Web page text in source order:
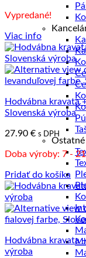
Vypredané!
Viac info
Hodvábna kravata
Slovenská výroba
27.90 € s DPH
Doba výroby: 7 -
Pridať do košíka
Hodvábna kravata
výroba